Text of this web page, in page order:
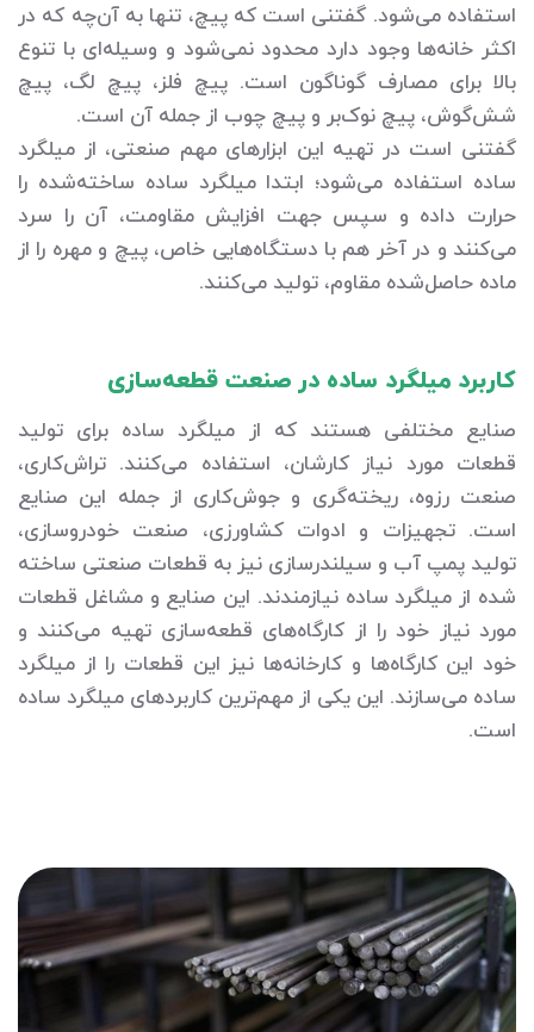
استفاده می‌شود. گفتنی است که پیچ، تنها به آن‌چه که در
اکثر خانه‌ها وجود دارد محدود نمی‌شود و وسیله‌ای با تنوع
بالا برای مصارف گوناگون است. پیچ فلز، پیچ لگ، پیچ
شش‌گوش، پیچ نوک‌بر و پیچ چوب از جمله آن است.
گفتنی است در تهیه این ابزارهای مهم صنعتی، از میلگرد
ساده استفاده می‌شود؛ ابتدا میلگرد ساده ساخته‌شده را
حرارت داده و سپس جهت افزایش مقاومت، آن را سرد
می‌کنند و در آخر هم با دستگاه‌هایی خاص، پیچ و مهره را از
ماده حاصل‌شده مقاوم، تولید می‌کنند.
کاربرد میلگرد ساده در صنعت قطعه‌سازی
صنایع مختلفی هستند که از میلگرد ساده برای تولید
قطعات مورد نیاز کارشان، استفاده می‌کنند. تراش‌کاری،
صنعت رزوه، ریخته‌گری و جوش‌کاری از جمله این صنایع
است. تجهیزات و ادوات کشاورزی، صنعت خودروسازی،
تولید پمپ آب و سیلندرسازی نیز به قطعات صنعتی ساخته
شده از میلگرد ساده نیازمندند. این صنایع و مشاغل قطعات
مورد نیاز خود را از کارگاه‌های قطعه‌سازی تهیه می‌کنند و
خود این کارگاه‌ها و کارخانه‌ها نیز این قطعات را از میلگرد
ساده می‌سازند. این یکی از مهم‌ترین کاربردهای میلگرد ساده
است.